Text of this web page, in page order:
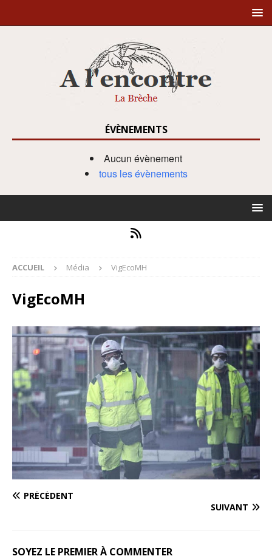
ÉVÈNEMENTS
Aucun évènement
tous les évènements
ACCUEIL Média VigEcoMH
VigEcoMH
PRÉCÉDENT
SUIVANT
SOYEZ LE PREMIER À COMMENTER